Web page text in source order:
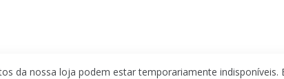
da nossa loja podem estar temporariamente